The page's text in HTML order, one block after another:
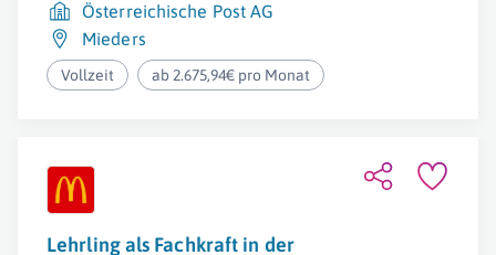
Österreichische Post AG
Mieders
Vollzeit ab 2.675,94€ pro Monat
Lehrling als Fachkraft in der